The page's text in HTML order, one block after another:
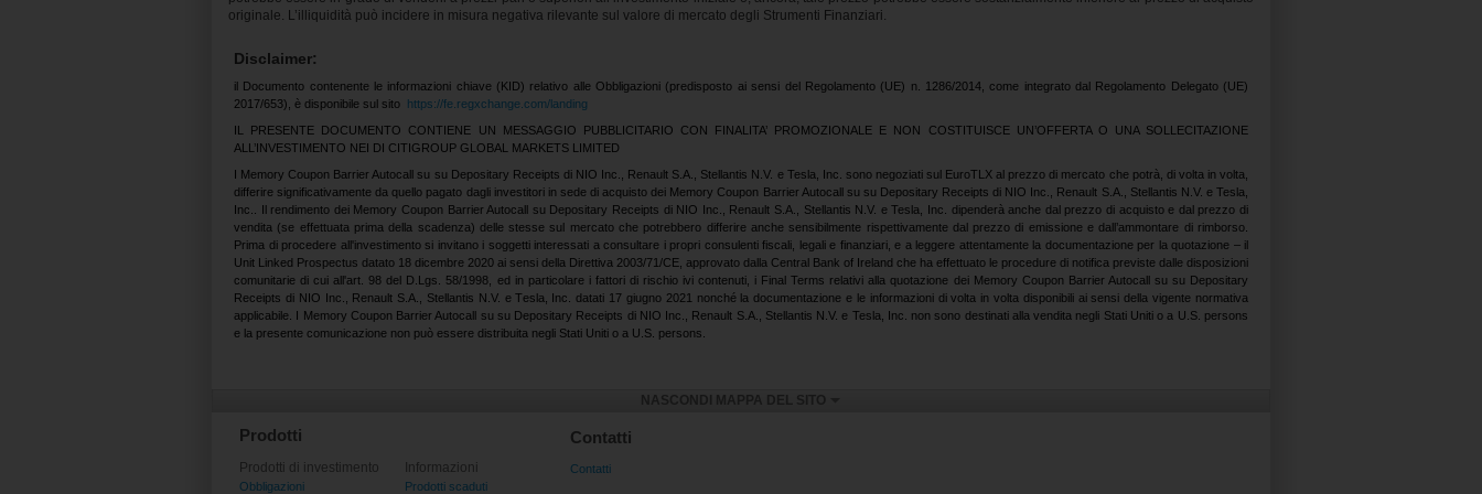
originale. L’illiquidità può incidere in misura negativa rilevante sul valore di mercato degli Strumenti Finanziari.
Disclaimer:
il Documento contenente le informazioni chiave (KID) relativo alle Obbligazioni (predisposto ai sensi del Regolamento (UE) n. 1286/2014, come integrato dal Regolamento Delegato (UE)
2017/653), è disponibile sul sito https://fe.regxchange.com/landing
IL PRESENTE DOCUMENTO CONTIENE UN MESSAGGIO PUBBLICITARIO CON FINALITA’ PROMOZIONALE E NON COSTITUISCE UN’OFFERTA O UNA SOLLECITAZIONE
ALL’INVESTIMENTO NEI DI CITIGROUP GLOBAL MARKETS LIMITED
I Memory Coupon Barrier Autocall su su Depositary Receipts di NIO Inc., Renault S.A., Stellantis N.V. e Tesla, Inc. sono negoziati sul EuroTLX al prezzo di mercato che potrà, di volta in volta,
differire significativamente da quello pagato dagli investitori in sede di acquisto dei Memory Coupon Barrier Autocall su su Depositary Receipts di NIO Inc., Renault S.A., Stellantis N.V. e Tesla,
Inc.. Il rendimento dei Memory Coupon Barrier Autocall su Depositary Receipts di NIO Inc., Renault S.A., Stellantis N.V. e Tesla, Inc. dipenderà anche dal prezzo di acquisto e dal prezzo di
vendita (se effettuata prima della scadenza) delle stesse sul mercato che potrebbero differire anche sensibilmente rispettivamente dal prezzo di emissione e dall’ammontare di rimborso.
Prima di procedere all'investimento si invitano i soggetti interessati a consultare i propri consulenti fiscali, legali e finanziari, e a leggere attentamente la documentazione per la quotazione – il
Unit Linked Prospectus datato 18 dicembre 2020 ai sensi della Direttiva 2003/71/CE, approvato dalla Central Bank of Ireland che ha effettuato le procedure di notifica previste dalle disposizioni
comunitarie di cui all'art. 98 del D.Lgs. 58/1998, ed in particolare i fattori di rischio ivi contenuti, i Final Terms relativi alla quotazione dei Memory Coupon Barrier Autocall su su Depositary
Receipts di NIO Inc., Renault S.A., Stellantis N.V. e Tesla, Inc. datati 17 giugno 2021 nonché la documentazione e le informazioni di volta in volta disponibili ai sensi della vigente normativa
applicabile. I Memory Coupon Barrier Autocall su su Depositary Receipts di NIO Inc., Renault S.A., Stellantis N.V. e Tesla, Inc. non sono destinati alla vendita negli Stati Uniti o a U.S. persons
e la presente comunicazione non può essere distribuita negli Stati Uniti o a U.S. persons.
NASCONDI MAPPA DEL SITO
Prodotti
Prodotti di investimento
Obbligazioni
Informazioni
Prodotti scaduti
Contatti
Contatti